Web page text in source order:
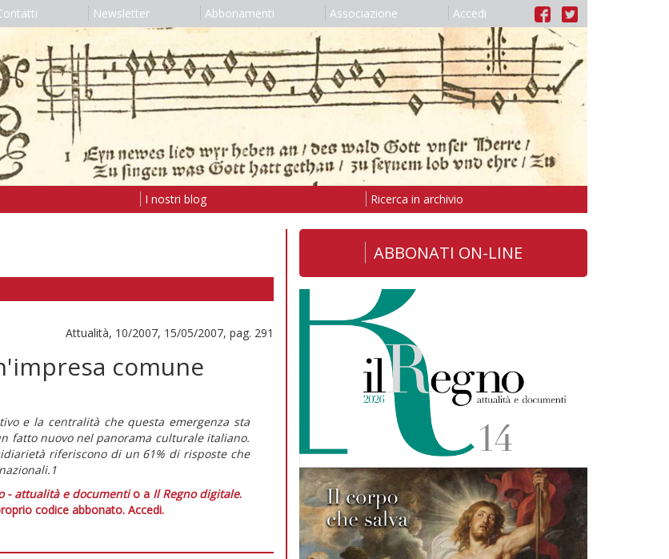
Newsletter Abbonamenti Associazione Accedi
I nostri blog Ricerca in archivio
Attualità, 10/2007, 15/05/2007, pag. 291
comune
e la centralità che questa emergenza sta
fatto nuovo nel panorama culturale italiano.
riferiscono di un 61% di risposte che
- attualità e documentio a Il Regno digitale.
codice abbonato. Accedi.
ABBONATI ON-LINE